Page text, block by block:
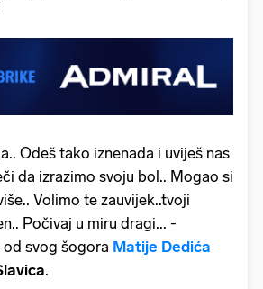
Odeš tako iznenada i uviješ nas
da izrazimo svoju bol.. Mogao si
Volimo te zauvijek..tvoji
Počivaj u miru dragi... -
svog šogora Matije Dedića
.